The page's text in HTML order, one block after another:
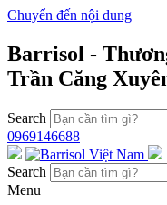
Chuyển đến nội dung
Barrisol -
Trần Căng
Search
0969146688
Search
Menu